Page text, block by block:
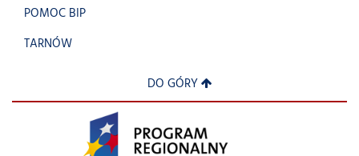
POMOC BIP
TARNÓW
DO GÓRY